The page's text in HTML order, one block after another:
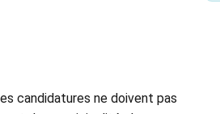
candidatures ne doivent pas